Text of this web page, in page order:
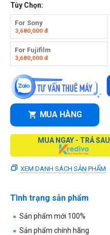
Tùy Chọn:
For Sony
3,680,000 đ
For Fujifilm
3,680,000 đ
MUA HÀNG
MUA NGAY - TRẢ SAU
XEM DANH SÁCH SẢN PHẨM
Tình trạng sản phẩm
Sản phẩm mới 100%
Sản phẩm chính hãng